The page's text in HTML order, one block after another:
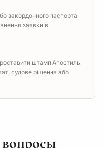
закордонного паспорта
заявки в
штамп Апостиль
судове рішення або
вопросы